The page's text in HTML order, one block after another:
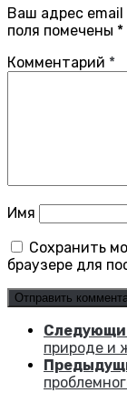
Ваш адрес email
поля помечены *
Комментарий *
Имя
Сохранить
браузере для
природе и